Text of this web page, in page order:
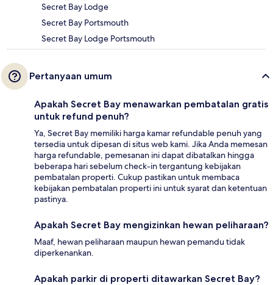
Secret Bay Lodge
Secret Bay Portsmouth
Secret Bay Lodge Portsmouth
Pertanyaan umum
Apakah Secret Bay menawarkan pembatalan gratis
untuk refund penuh?
Ya, Secret Bay memiliki harga kamar refundable penuh yang
tersedia untuk dipesan di situs web kami. Jika Anda memesan
harga refundable, pemesanan ini dapat dibatalkan hingga
beberapa hari sebelum check-in tergantung kebijakan
pembatalan properti. Cukup pastikan untuk membaca
kebijakan pembatalan properti ini untuk syarat dan ketentuan
pastinya.
Apakah Secret Bay mengizinkan hewan peliharaan?
Maaf, hewan peliharaan maupun hewan pemandu tidak
diperkenankan.
Apakah parkir di properti ditawarkan Secret Bay?